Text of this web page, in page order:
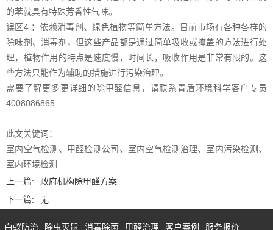
的苯就具有特殊芳香性气味。
误区4 ：依赖消毒剂、绿色植物等简单方法。目前市场有各种各样的
除味剂、消毒剂，但这些产品都是通过简单吸收或掩盖的方法进行处
理，植物作用的特点是速度慢，时间长，吸收作用是非常有限的。这
些方法只能作为辅助的措施进行污染治理。
需要了解更多更详细的除甲醛信息，请联系青盾环境科学客户专员
4008086865
此文关键词：
室内空气检测、甲醛检测公司、室内空气检测治理、室内污染检测、
室内环境检测
上一篇:
政府机构除甲醛方案
下一篇:
无
白蚁防治 除虫灭鼠 消毒除菌 甲醛治理 客户案例 服务报价